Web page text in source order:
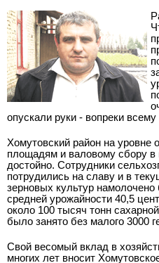
опускали руки - вопреки
Хомутовский район на уровне
площадям и валовому сбору в
достойно. Сотрудники
потрудились на славу и в
зерновых культур
средней урожайности 40,5
около 100 тысяч тонн
было занято без малого 3000
Свой весомый вклад в
многих лет вносит